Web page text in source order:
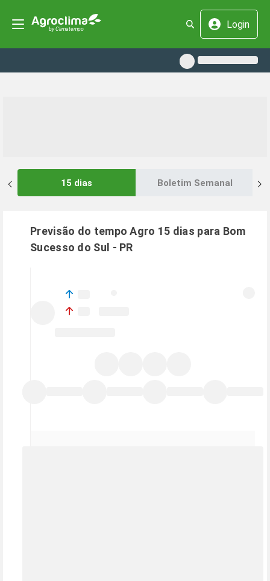
Login
15 dias Boletim Semanal
Previsão do tempo Agro 15 dias para Bom
Sucesso do Sul - PR